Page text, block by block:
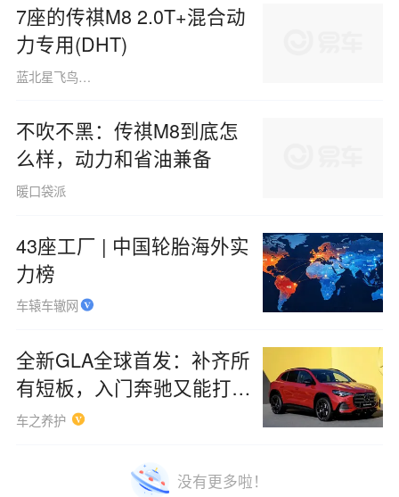
7座的传祺M8 2.0T+混合动
力专用(DHT)
蓝北星飞鸟160508
不吹不黑：传祺M8到底怎
么样，动力和省油兼备
暖口袋派
43座工厂 | 中国轮胎海外实
力榜
车辕车辙网
全新GLA全球首发：补齐所
有短板，入门奔驰又能打
了？
车之养护
没有更多啦！